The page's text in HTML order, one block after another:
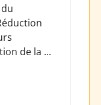
de la ...